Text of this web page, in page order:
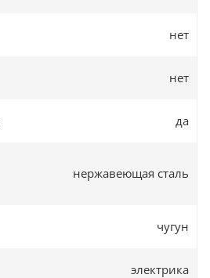
нет
нет
да
нержавеющая сталь
чугун
электрика